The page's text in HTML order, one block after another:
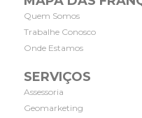
Quem Somos
Trabalhe Conosco
Onde Estamos
SERVIÇOS
Assessoria
Geomarketing